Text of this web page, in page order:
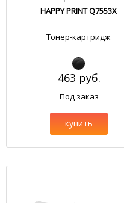
HAPPY PRINT Q7553X
Тонер-картридж
463 руб.
Под заказ
купить